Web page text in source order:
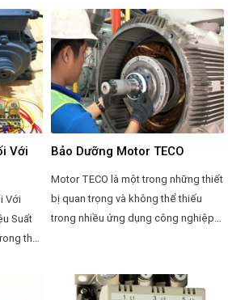
ngành công nghiệp để điều khiển
tốc độ quay của động cơ điện. Việc
cài đặt chính xác và hiệu quả của
biến tần là yếu tố then chốt đối với
hiệu suất và an toàn của hệ thống
điện. Dưới đây là một hướng dẫn chi
tiết về cách cài đặt biến tần TECO.
Với
Với
Suất
thiết
Bảo Dưỡng Motor TECO
Motor TECO là một trong những thiết
bị quan trọng và không thể thiếu
trong nhiều ứng dụng công nghiệp
trong thời gian dài, việc bảo dưỡng
định kỳ là rất quan trọng. Dưới đây là